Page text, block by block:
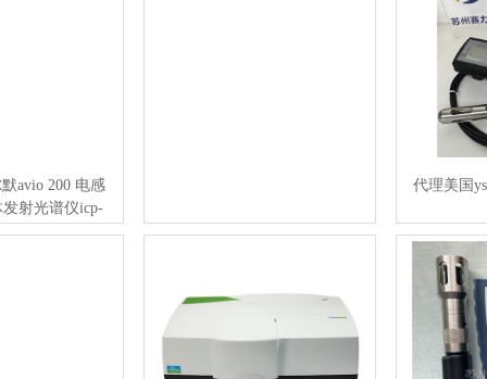
avio 200 电感
射光谱仪icp-
代理美国